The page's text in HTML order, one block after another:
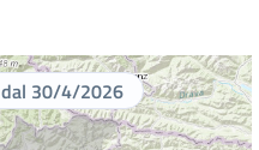
dal 30/4/2026